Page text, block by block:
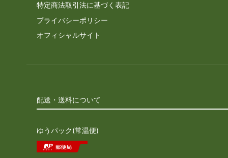
特定商法取引法に基づく表記
プライバシーポリシー
オフィシャルサイト
配送・送料について
ゆうパック(常温便)